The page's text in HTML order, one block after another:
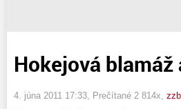
Hokejová
4. júna 2011 17:33 , Prečítané 2 814x,